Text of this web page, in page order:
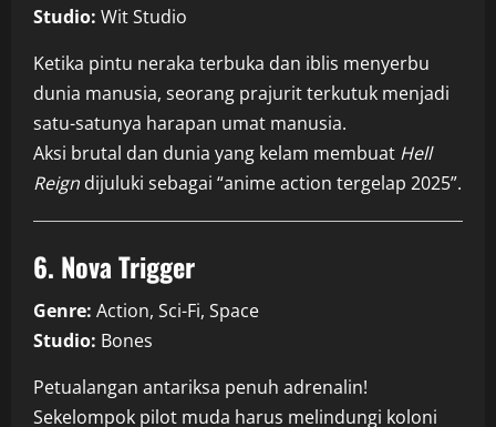
Studio: Wit Studio
Ketika pintu neraka terbuka dan iblis menyerbu
dunia manusia, seorang prajurit terkutuk menjadi
satu-satunya harapan umat manusia.
Aksi brutal dan dunia yang kelam membuat Hell
Reign dijuluki sebagai “anime action tergelap 2025”.
6. Nova Trigger
Genre: Action, Sci-Fi, Space
Studio: Bones
Petualangan antariksa penuh adrenalin!
Sekelompok pilot muda harus melindungi koloni